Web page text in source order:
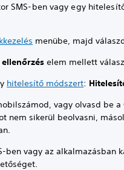
SMS-ben vagy egy
menübe, majd
elem mellett
hitelesítő módszert:
vagy olvasd be
nem sikerül beolvasni,
ben vagy az alkalmazásban